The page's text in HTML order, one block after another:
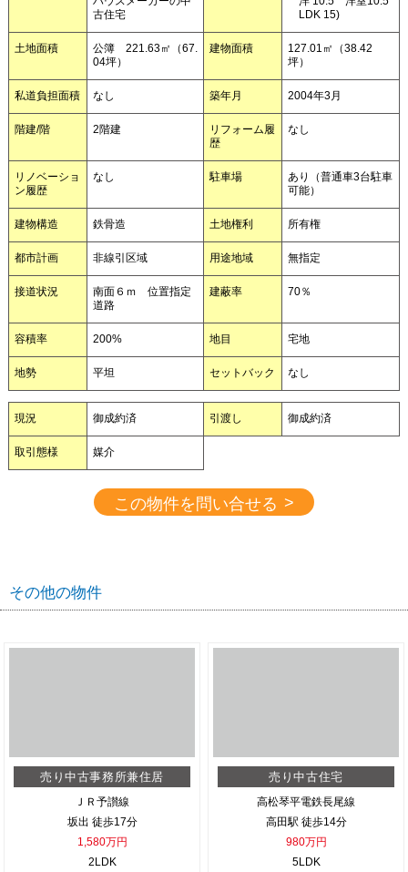
古住宅
LDK 15)
土地面積
公簿 221.63㎡（67.
04坪）
建物面積
127.01㎡（38.42
坪）
私道負担面積 なし 築年月 2004年3月
階建/階 2階建
リフォーム履
歴
なし
リノベーショ
ン履歴
なし 駐車場
あり（普通車3台駐車
可能）
建物構造 鉄骨造 土地権利 所有権
都市計画 非線引区域 用途地域 無指定
接道状況
南面６ｍ 位置指定
道路
建蔽率 70％
容積率 200% 地目 宅地
地勢 平坦 セットバック なし
現況 御成約済 引渡し 御成約済
取引態様 媒介
この物件を問い合せる >
その他の物件
売り中古事務所兼住居
ＪＲ予讃線
坂出 徒歩17分
1,580万円
2LDK
売り中古住宅
高松琴平電鉄長尾線
高田駅 徒歩14分
980万円
5LDK